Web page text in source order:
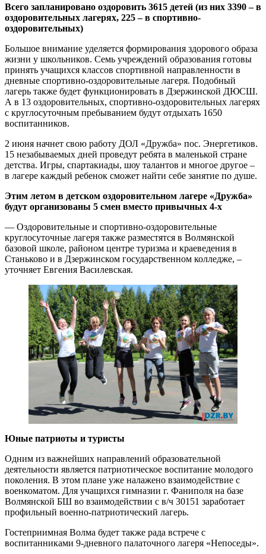
Всего запланировано оздоровить 3615 детей (из них 3390 – в
оздоровительных лагерях, 225 – в спортивно-
оздоровительных)
Большое внимание уделяется формирования здорового образа
жизни у школьников. Семь учреждений образования готовы
принять учащихся классов спортивной направленности в
дневные спортивно-оздоровительные лагеря. Подобный
лагерь также будет функционировать в Дзержинской ДЮСШ.
А в 13 оздоровительных, спортивно-оздоровительных лагерях
с круглосуточным пребыванием будут отдыхать 1650
воспитанников.
2 июня начнет свою работу ДОЛ «Дружба» пос. Энергетиков.
15 незабываемых дней проведут ребята в маленькой стране
детства. Игры, спартакиады, шоу талантов и многое другое –
в лагере каждый ребенок сможет найти себе занятие по душе.
Этим летом в детском оздоровительном лагере «Дружба»
будут организованы 5 смен вместо привычных 4-х
— Оздоровительные и спортивно-оздоровительные
круглосуточные лагеря также разместятся в Волмянской
базовой школе, районом центре туризма и краеведения в
Станьково и в Дзержинском государственном колледже, –
уточняет Евгения Василевская.
Юные патриоты и туристы
Одним из важнейших направлений образовательной
деятельности является патриотическое воспитание молодого
поколения. В этом плане уже налажено взаимодействие с
военкоматом. Для учащихся гимназии г. Фаниполя на базе
Волмянской БШ во взаимодействии с в/ч 30151 заработает
профильный военно-патриотический лагерь.
Гостеприимная Волма будет также рада встрече с
воспитанниками 9-дневного палаточного лагеря «Непоседы».